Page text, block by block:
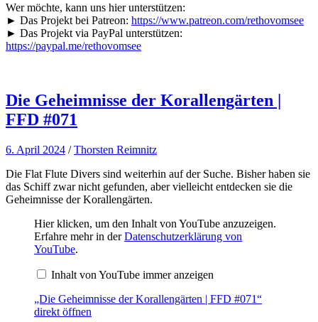
Wer möchte, kann uns hier unterstützen:
► Das Projekt bei Patreon: https://www.patreon.com/rethovomsee
► Das Projekt via PayPal unterstützen:
https://paypal.me/rethovomsee
Die Geheimnisse der Korallengärten |
FFD #071
6. April 2024 /Thorsten Reimnitz
Die Flat Flute Divers sind weiterhin auf der Suche. Bisher haben sie
das Schiff zwar nicht gefunden, aber vielleicht entdecken sie die
Geheimnisse der Korallengärten.
„Die
Geheimnisse
der
Korallengärten
FFD
von
YouTube
anzeigen
Hier klicken, um den Inhalt von YouTube anzuzeigen.
Erfahre mehr in derDatenschutzerklärung von
YouTube.
Inhalt von YouTube immer anzeigen
„Die Geheimnisse der Korallengärten | FFD #071“
direkt öffnen